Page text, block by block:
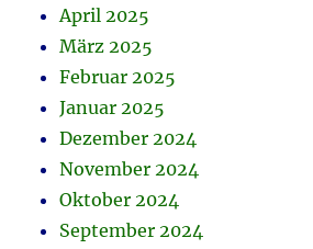
April 2025
März 2025
Februar 2025
Januar 2025
Dezember 2024
November 2024
Oktober 2024
September 2024